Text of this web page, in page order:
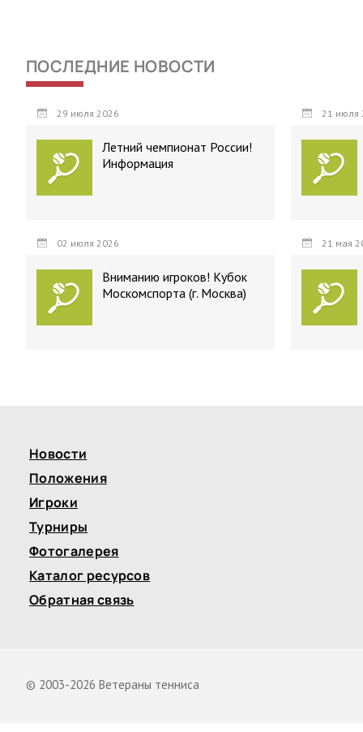
ПОСЛЕДНИЕ НОВОСТИ
29 июля 2026
Летний чемпионат России!
Информация
21 июля
02 июля 2026
Вниманию игроков! Кубок
Москомспорта (г. Москва)
21 мая
Новости
Положения
Игроки
Турниры
Фотогалерея
Каталог ресурсов
Обратная связь
© 2003-2026 Ветераны тенниса